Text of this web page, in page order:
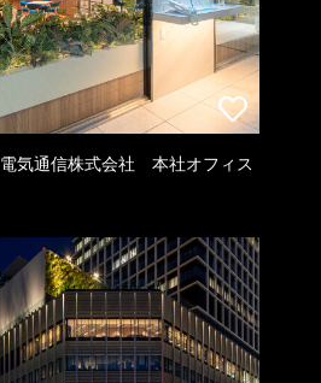
気通信株式会社 本社オフィス